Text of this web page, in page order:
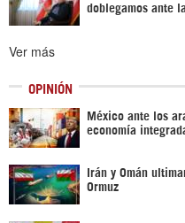
doblegamos ante
Ver más
OPINIÓN
México ante los
economía
Irán y Omán
Ormuz